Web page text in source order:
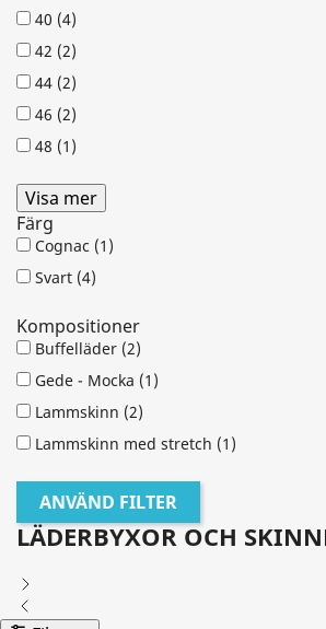
40 (4)
42 (2)
44 (2)
46 (2)
48 (1)
Visa mer
Färg
Cognac (1)
Svart (4)
Kompositioner
Buffelläder (2)
Gede - Mocka (1)
Lammskinn (2)
Lammskinn med stretch (1)
ANVÄND FILTER
LÄDERBYXOR OCH